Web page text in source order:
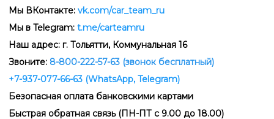
Мы ВКонтакте: vk.com/car_team_ru
Мы в Telegram: t.me/carteamru
Наш адрес: г. Тольятти, Коммунальная 16
Звоните: 8-800-222-57-63 (звонок бесплатный)
+7-937-077-66-63 (WhatsApp, Telegram)
Безопасная оплата банковскими картами
Быстрая обратная связь (ПН-ПТ с 9.00 до 18.00)